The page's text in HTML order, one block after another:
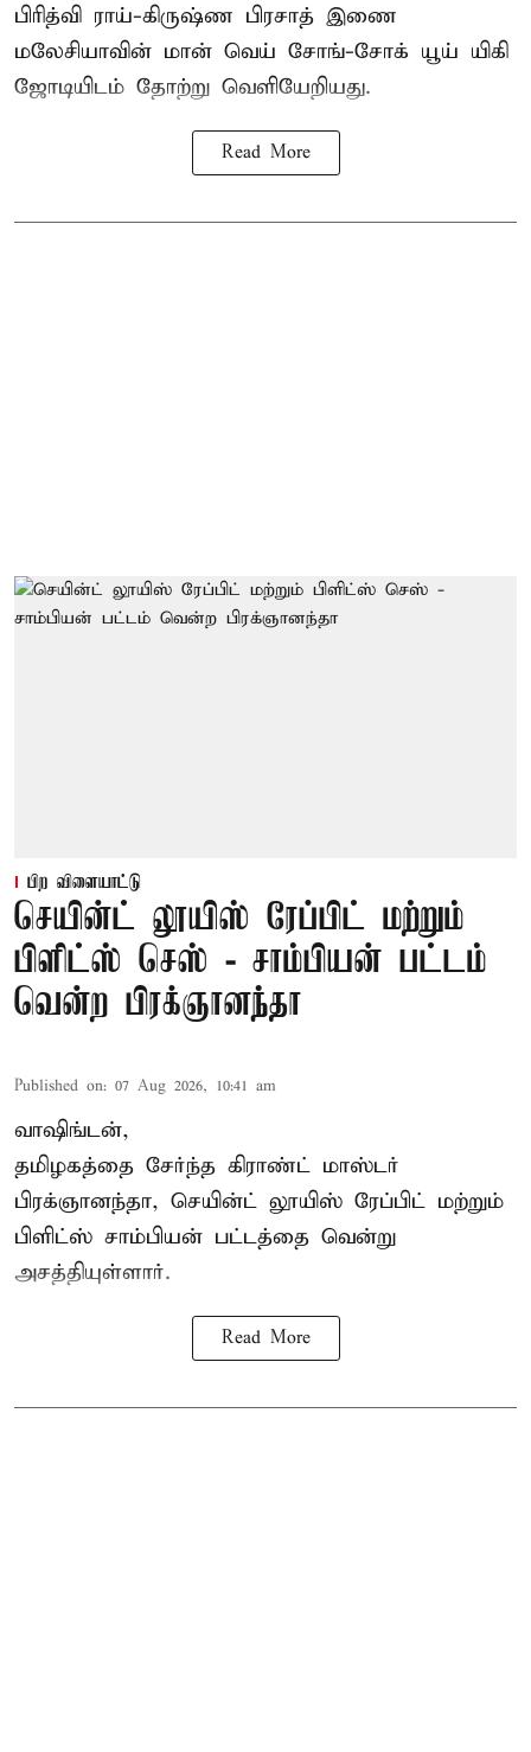
பிரித்வி ராய்-கிருஷ்ண பிரசாத் இணை
மலேசியாவின் மான் வெய் சோங்-சோக் யூய் யிகி
ஜோடியிடம் தோற்று வெளியேறியது.
Read More
பிற விளையாட்டு
செயின்ட் லூயிஸ் ரேப்பிட் மற்றும்
பிளிட்ஸ் செஸ் - சாம்பியன் பட்டம்
வென்ற பிரக்ஞானந்தா
Published on: 07 Aug 2026, 10:41 am
வாஷிங்டன்,
தமிழகத்தை சேர்ந்த கிராண்ட் மாஸ்டர்
பிரக்ஞானந்தா, செயின்ட் லூயிஸ் ரேப்பிட் மற்றும்
பிளிட்ஸ் சாம்பியன் பட்டத்தை வென்று
அசத்தியுள்ளார்.
Read More